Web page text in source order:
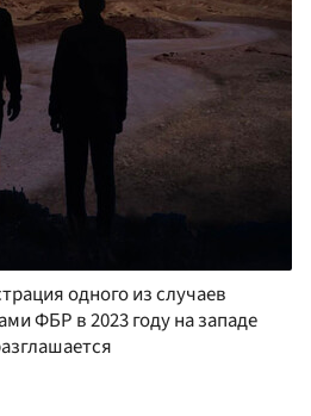
одного из случаев
ФБР в 2023 году на западе